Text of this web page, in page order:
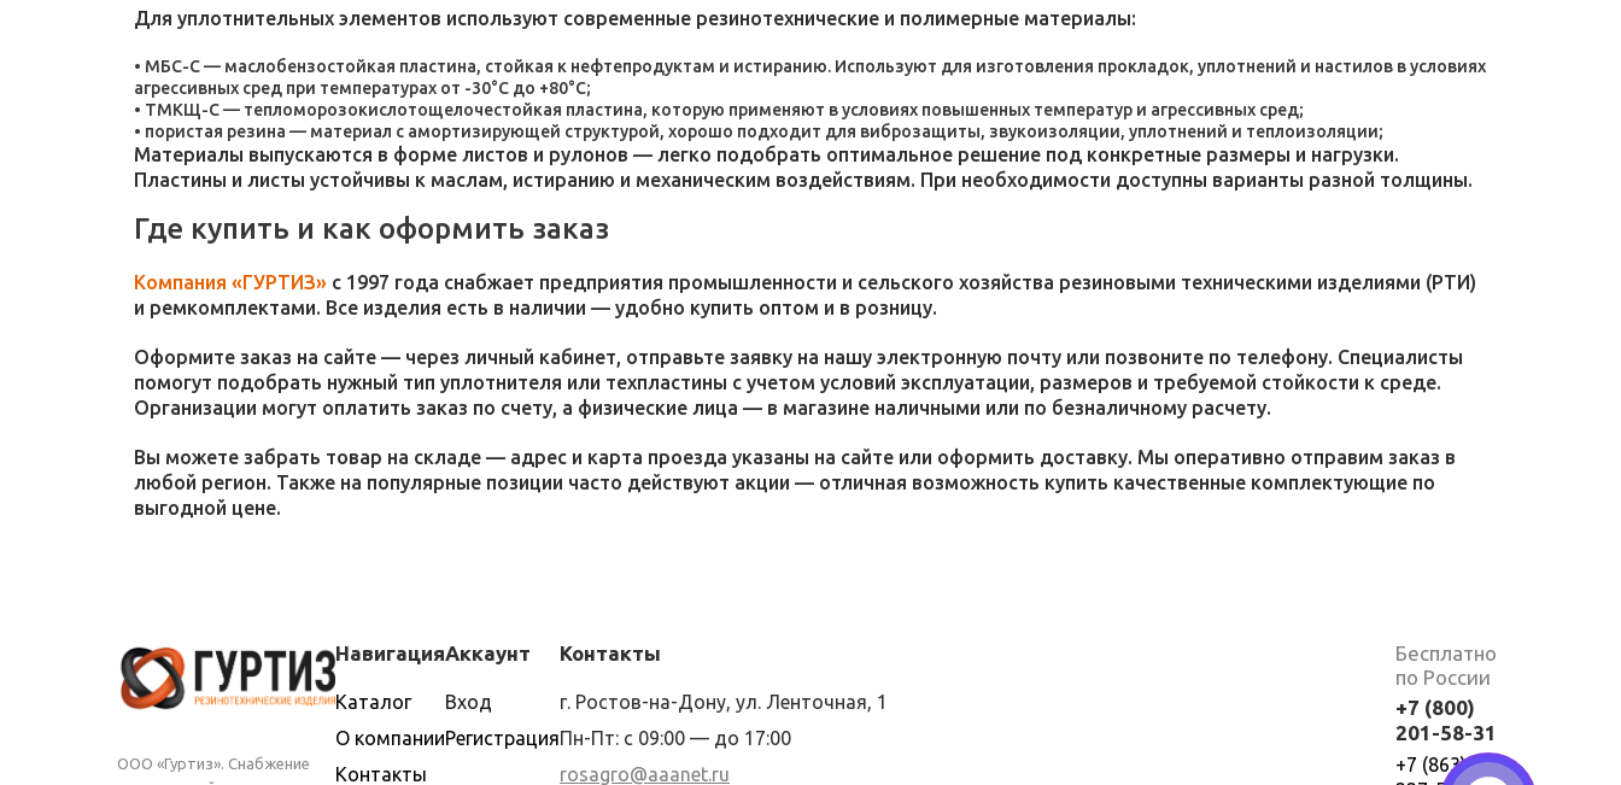
Для уплотнительных элементов используют современные резинотехнические и полимерные материалы:
МБС-С — маслобензостойкая пластина, стойкая к нефтепродуктам и истиранию. Используют для изготовления прокладок, уплотнений и настилов в условиях
агрессивных сред при температурах от -30°C до +80°C;
ТМКЩ-С — тепломорозокислотощелочестойкая пластина, которую применяют в условиях повышенных температур и агрессивных сред;
пористая резина — материал с амортизирующей структурой, хорошо подходит для виброзащиты, звукоизоляции, уплотнений и теплоизоляции;
Материалы выпускаются в форме листов и рулонов — легко подобрать оптимальное решение под конкретные размеры и нагрузки.
Пластины и листы устойчивы к маслам, истиранию и механическим воздействиям. При необходимости доступны варианты разной толщины.
Где купить и как оформить заказ
Компания «ГУРТИЗ» с 1997 года снабжает предприятия промышленности и сельского хозяйства резиновыми техническими изделиями (РТИ)
и ремкомплектами. Все изделия есть в наличии — удобно купить оптом и в розницу.
Оформите заказ на сайте — через личный кабинет, отправьте заявку на нашу электронную почту или позвоните по телефону. Специалисты
помогут подобрать нужный тип уплотнителя или техпластины с учетом условий эксплуатации, размеров и требуемой стойкости к среде.
Организации могут оплатить заказ по счету, а физические лица — в магазине наличными или по безналичному расчету.
Вы можете забрать товар на складе — адрес и карта проезда указаны на сайте или оформить доставку. Мы оперативно отправим заказ в
любой регион. Также на популярные позиции часто действуют акции — отличная возможность купить качественные комплектующие по
выгодной цене.
ООО «Гуртиз». Снабжение
Навигация
Каталог
О компании
Контакты
Аккаунт
Вход
Регистрация
Контакты
г. Ростов-на-Дону, ул. Ленточная, 1
Пн-Пт: с 09:00 — до 17:00
rosagro@aaanet.ru
Бесплатно
по России
+7 (800)
201-58-31
+7 (863)